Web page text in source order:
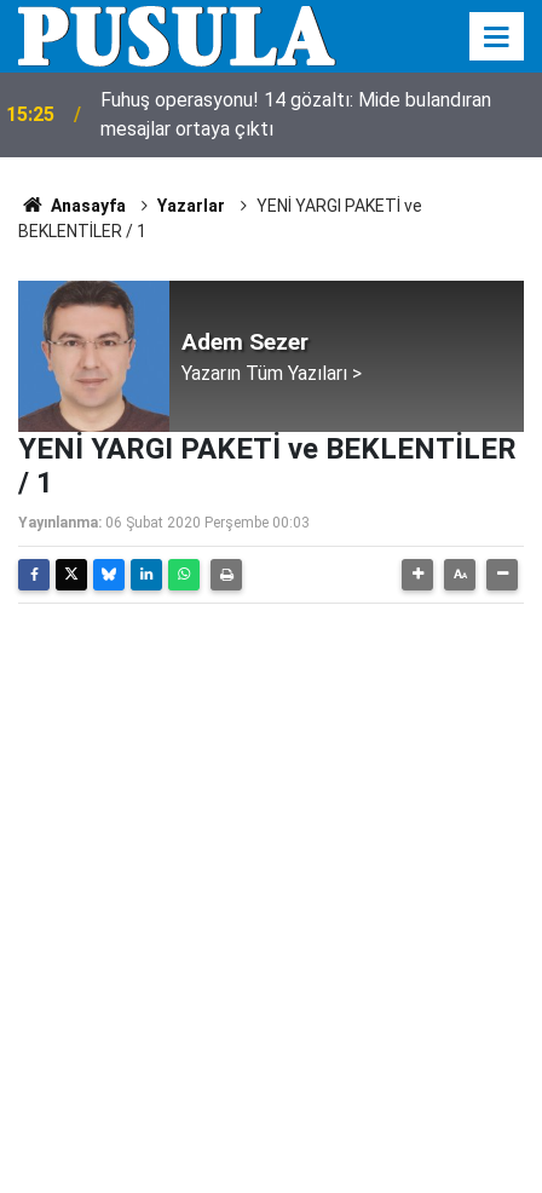
15:25
Fuhuş operasyonu! 14 gözaltı: Mide bulandıran
mesajlar ortaya çıktı
Anasayfa Yazarlar
YENİ YARGI PAKETİ ve
BEKLENTİLER / 1
Adem Sezer
Yazarın Tüm Yazıları >
YENİ YARGI PAKETİ ve BEKLENTİLER
/ 1
Yayınlanma: 06 Şubat 2020 Perşembe 00:03